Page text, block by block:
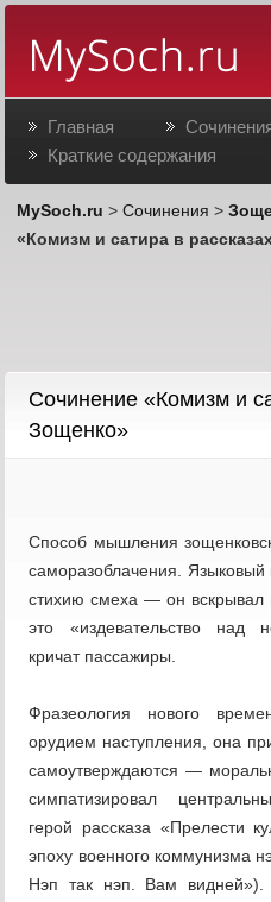
Главная
Краткие содержания
MySoch.ru >Сочинения >
«Комизм и сатира в
Сочинение «Комизм и
Зощенко»
Способ мышления
саморазоблачения. Языковый
стихию смеха — он вскрывал
это «издевательство над
кричат пассажиры.
Фразеология нового
орудием наступления, она
самоутверждаются —
симпатизировал
герой рассказа «Прелести
эпоху военного коммунизма
Нэп так нэп. Вам видней»).